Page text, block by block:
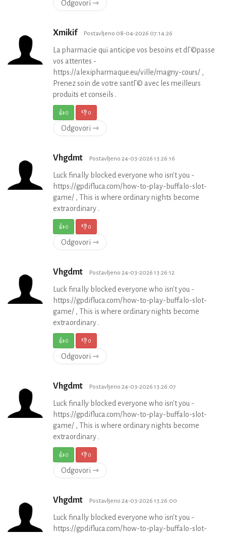
Odgovori ⇾
Xmikif Postavljeno 08-04-2026 07:14:26
La pharmacie qui anticipe vos besoins et dГ©passe
vos attentes -
https://alexipharmaque.eu/ville/magny-cours/ ,
Prenez soin de votre santГ© avec les meilleurs
produits et conseils .
👍0 👎0
Odgovori ⇾
Vhgdmt Postavljeno 24-03-2026 13:26:16
Luck finally blocked everyone who isn't you -
https://gpdifluca.com/how-to-play-buffalo-slot-
game/ , This is where ordinary nights become
extraordinary .
👍0 👎0
Odgovori ⇾
Vhgdmt Postavljeno 24-03-2026 13:26:12
Luck finally blocked everyone who isn't you -
https://gpdifluca.com/how-to-play-buffalo-slot-
game/ , This is where ordinary nights become
extraordinary .
👍0 👎0
Odgovori ⇾
Vhgdmt Postavljeno 24-03-2026 13:26:07
Luck finally blocked everyone who isn't you -
https://gpdifluca.com/how-to-play-buffalo-slot-
game/ , This is where ordinary nights become
extraordinary .
👍0 👎0
Odgovori ⇾
Vhgdmt Postavljeno 24-03-2026 13:26:00
Luck finally blocked everyone who isn't you -
https://gpdifluca.com/how-to-play-buffalo-slot-